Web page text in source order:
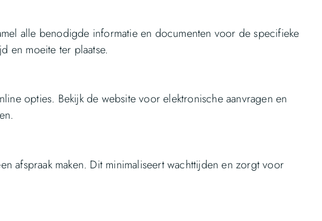
alle benodigde informatie en documenten voor de specifieke
en moeite ter plaatse.
opties. Bekijk de website voor elektronische aanvragen en
afspraak maken. Dit minimaliseert wachttijden en zorgt voor